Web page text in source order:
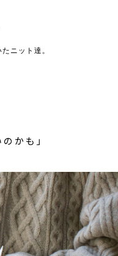
ニット達。
かも」